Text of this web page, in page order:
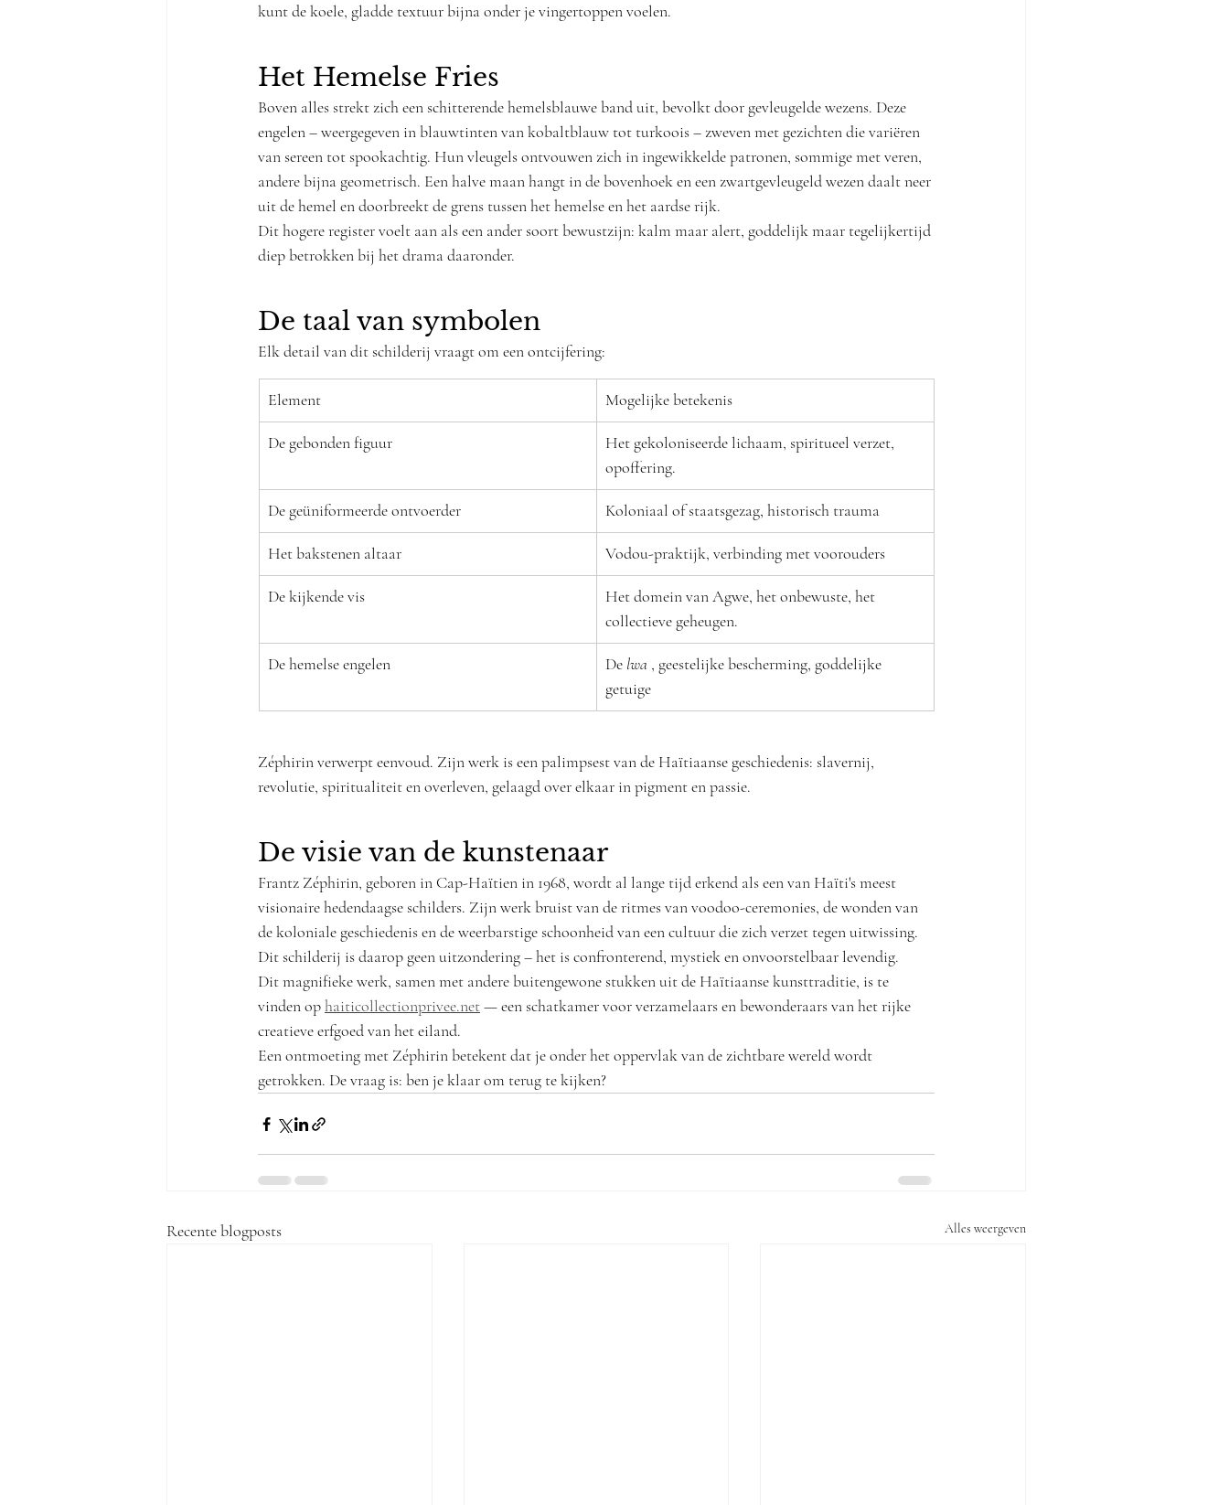
kunt de koele, gladde textuur bijna onder je vingertoppen voelen.
Het Hemelse Fries
Boven alles strekt zich een schitterende hemelsblauwe band uit, bevolkt door gevleugelde wezens. Deze
engelen – weergegeven in blauwtinten van kobaltblauw tot turkoois – zweven met gezichten die variëren
van sereen tot spookachtig. Hun vleugels ontvouwen zich in ingewikkelde patronen, sommige met veren,
andere bijna geometrisch. Een halve maan hangt in de bovenhoek en een zwartgevleugeld wezen daalt neer
uit de hemel en doorbreekt de grens tussen het hemelse en het aardse rijk.
Dit hogere register voelt aan als een ander soort bewustzijn: kalm maar alert, goddelijk maar tegelijkertijd
diep betrokken bij het drama daaronder.
De taal van symbolen
Elk detail van dit schilderij vraagt om een ontcijfering:
Element Mogelijke betekenis
De gebonden figuur
Het gekoloniseerde lichaam, spiritueel verzet,
opoffering.
De geüniformeerde ontvoerder Koloniaal of staatsgezag, historisch trauma
Het bakstenen altaar Vodou-praktijk, verbinding met voorouders
De kijkende vis
Het domein van Agwe, het onbewuste, het
collectieve geheugen.
De hemelse engelen De lwa , geestelijke bescherming, goddelijke
getuige
Zéphirin verwerpt eenvoud. Zijn werk is een palimpsest van de Haïtiaanse geschiedenis: slavernij,
revolutie, spiritualiteit en overleven, gelaagd over elkaar in pigment en passie.
De visie van de kunstenaar
Frantz Zéphirin, geboren in Cap-Haïtien in 1968, wordt al lange tijd erkend als een van Haïti's meest
visionaire hedendaagse schilders. Zijn werk bruist van de ritmes van voodoo-ceremonies, de wonden van
de koloniale geschiedenis en de weerbarstige schoonheid van een cultuur die zich verzet tegen uitwissing.
Dit schilderij is daarop geen uitzondering – het is confronterend, mystiek en onvoorstelbaar levendig.
Dit magnifieke werk, samen met andere buitengewone stukken uit de Haïtiaanse kunsttraditie, is te
vinden op haiticollectionprivee.net — een schatkamer voor verzamelaars en bewonderaars van het rijke
creatieve erfgoed van het eiland.
Een ontmoeting met Zéphirin betekent dat je onder het oppervlak van de zichtbare wereld wordt
getrokken. De vraag is: ben je klaar om terug te kijken?
Recente blogposts Alles weergeven